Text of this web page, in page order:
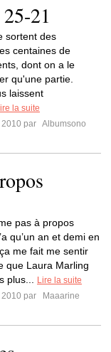
21
sortent des
centaines de
dont on a le
qu'une partie.
laissent
la suite
2010 par Albumsono
pas à propos
qu’un an et demi en
me fait me sentir
que Laura Marling
plus...
Lire la suite
2010 par
Maaarine